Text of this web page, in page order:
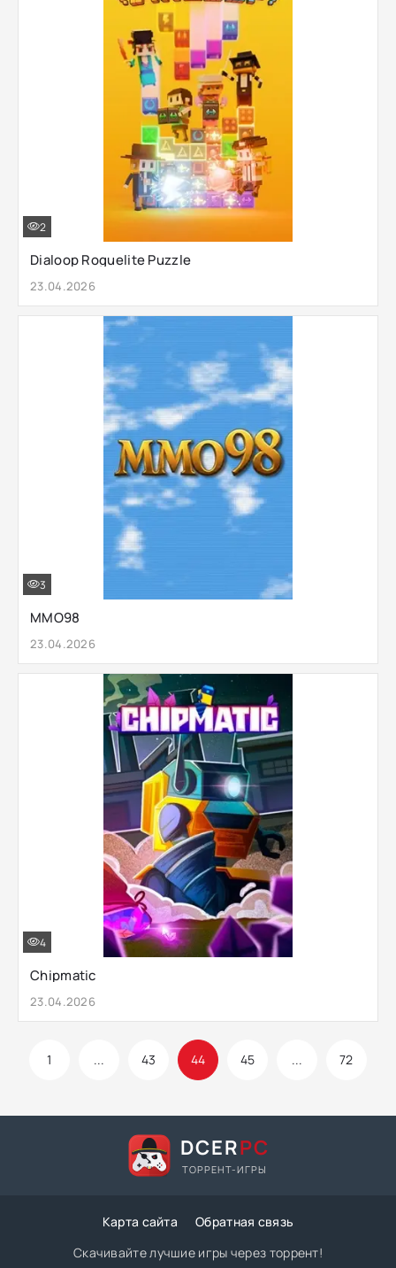
Dialoop Roguelite Puzzle
23.04.2026
2
MMO98
23.04.2026
3
Chipmatic
23.04.2026
4
1 ... 43 44 45 ... 72
DCERPC
ТОРРЕНТ-ИГРЫ
Карта сайта
Обратная связь
Скачивайте лучшие игры через торрент!